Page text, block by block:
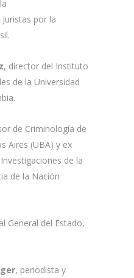
por la
, director del Instituto
de la Universidad
de Criminología de
Aires (UBA) y ex
de la
de la Nación
General del Estado,
, periodista y